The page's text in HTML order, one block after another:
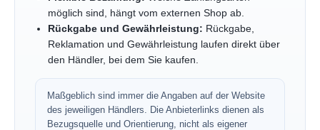
möglich sind, hängt vom externen Shop ab.
Rückgabe und Gewährleistung: Rückgabe,
Reklamation und Gewährleistung laufen direkt über
den Händler, bei dem Sie kaufen.
Maßgeblich sind immer die Angaben auf der Website
des jeweiligen Händlers. Die Anbieterlinks dienen als
Bezugsquelle und Orientierung, nicht als eigener